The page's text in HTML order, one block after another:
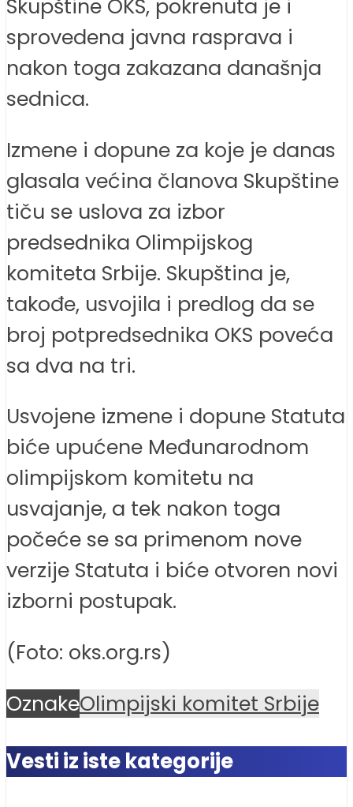
Skupštine OKS, pokrenuta je i
sprovedena javna rasprava i
nakon toga zakazana današnja
sednica.
Izmene i dopune za koje je danas
glasala većina članova Skupštine
tiču se uslova za izbor
predsednika Olimpijskog
komiteta Srbije. Skupština je,
takođe, usvojila i predlog da se
broj potpredsednika OKS poveća
sa dva na tri.
Usvojene izmene i dopune Statuta
biće upućene Međunarodnom
olimpijskom komitetu na
usvajanje, a tek nakon toga
počeće se sa primenom nove
verzije Statuta i biće otvoren novi
izborni postupak.
(Foto: oks.org.rs)
OznakeOlimpijski komitet Srbije
Vesti iz iste kategorije